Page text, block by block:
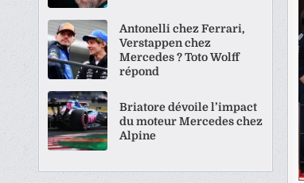
Antonelli chez Ferrari,
Verstappen chez
Mercedes ? Toto Wolff
répond
Briatore dévoile l’impact
du moteur Mercedes chez
Alpine